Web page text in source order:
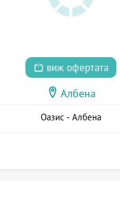
виж офертата
Албена
Оазис - Албена